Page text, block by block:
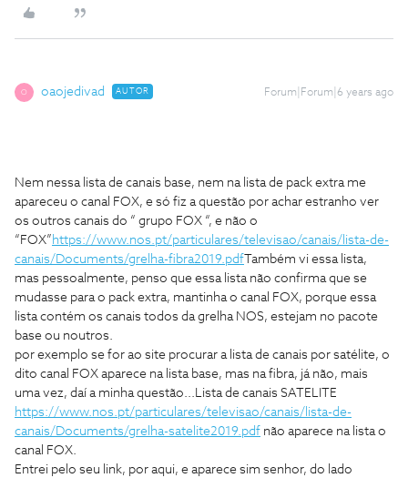
O oaojedivad AUTOR Forum|Forum|6 years ago
Nem nessa lista de canais base, nem na lista de pack extra me
apareceu o canal FOX, e só fiz a questão por achar estranho ver
os outros canais do “ grupo FOX “, e não o
“FOX” https://www.nos.pt/particulares/televisao/canais/lista-de-
canais/Documents/grelha-fibra2019.pdf Também vi essa lista,
mas pessoalmente, penso que essa lista não confirma que se
mudasse para o pack extra, mantinha o canal FOX, porque essa
lista contém os canais todos da grelha NOS, estejam no pacote
base ou noutros.
por exemplo se for ao site procurar a lista de canais por satélite, o
dito canal FOX aparece na lista base, mas na fibra, já não, mais
uma vez, daí a minha questão... Lista de canais SATELITE
https://www.nos.pt/particulares/televisao/canais/lista-de-
canais/Documents/grelha-satelite2019.pdf não aparece na lista o
canal FOX.
Entrei pelo seu link, por aqui, e aparece sim senhor, do lado